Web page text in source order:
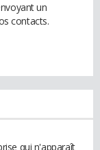
un
contacts.
qui n'apparaît